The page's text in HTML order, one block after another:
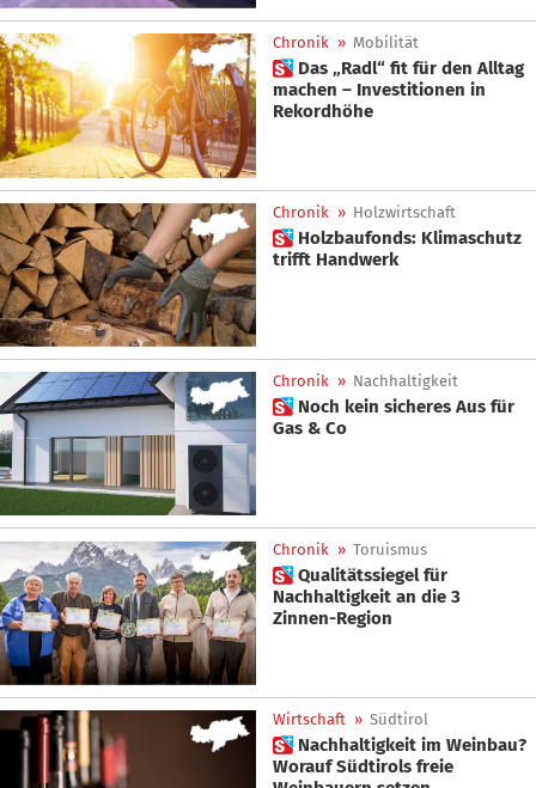
Chronik » Mobilität
 Das „Radl“ fit für den Alltag
machen – Investitionen in
Rekordhöhe
Chronik » Holzwirtschaft
 Holzbaufonds: Klimaschutz
trifft Handwerk
Chronik » Nachhaltigkeit
 Noch kein sicheres Aus für
Gas & Co
Chronik » Toruismus
 Qualitätssiegel für
Nachhaltigkeit an die 3
Zinnen-Region
Wirtschaft » Südtirol
 Nachhaltigkeit im Weinbau?
Worauf Südtirols freie